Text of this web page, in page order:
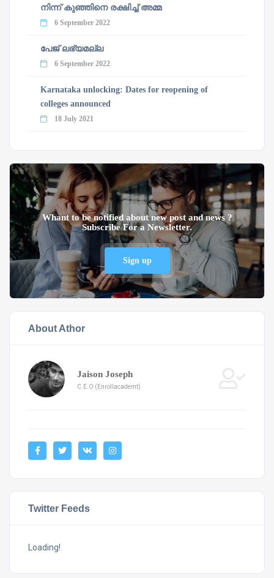
നിന്ന് കുഞ്ഞിനെ രക്ഷിച്ച് അമ്മ
6 September 2022
പേജ് ലഭ്യമല്ല
6 September 2022
Karnataka unlocking: Dates for reopening of
colleges announced
18 July 2021
Whant to be notified about new post and news ?
Subscribe For a Newsletter.
Sign up
About Athor
Jaison Joseph
C.E.O (Enrollacademt)
Twitter Feeds
Loading!